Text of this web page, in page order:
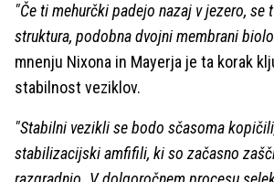
"Če ti mehurčki padejo nazaj v jezero, se
struktura, podobna dvojni membrani
mnenju Nixona in Mayerja je ta korak
stabilnost veziklov.
"Stabilni vezikli se bodo sčasoma
stabilizacijski amfifili, ki so začasno